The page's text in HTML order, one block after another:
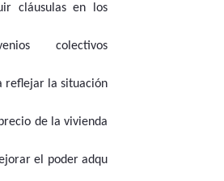
cláusulas en los
colectivos
reflejar la situación
de la vivienda
el poder adqu